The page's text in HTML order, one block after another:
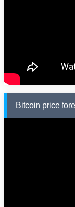
Bitcoin price